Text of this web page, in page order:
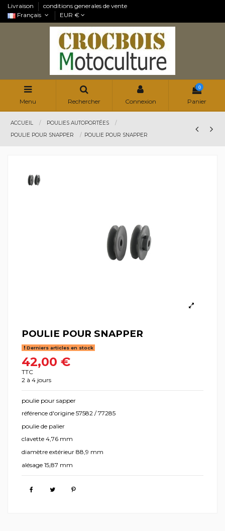
Livraison
conditions generales de vente
Français
EUR €
Menu Rechercher Connexion
0
Panier
ACCUEIL
POULIES AUTOPORTÉES
POULIE POUR SNAPPER
POULIE POUR SNAPPER
POULIE POUR SNAPPER
Derniers articles en stock
42,00 €
TTC
2 à 4 jours
poulie pour sapper
référence d'origine 57582 / 77285
poulie de palier
clavette 4,76 mm
diamètre extérieur 88,9 mm
alésage 15,87 mm